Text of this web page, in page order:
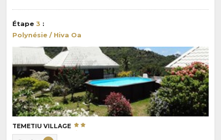
la
pension
:
Étape 3 :
Polynésie / Hiva Oa
TEMETIU VILLAGE